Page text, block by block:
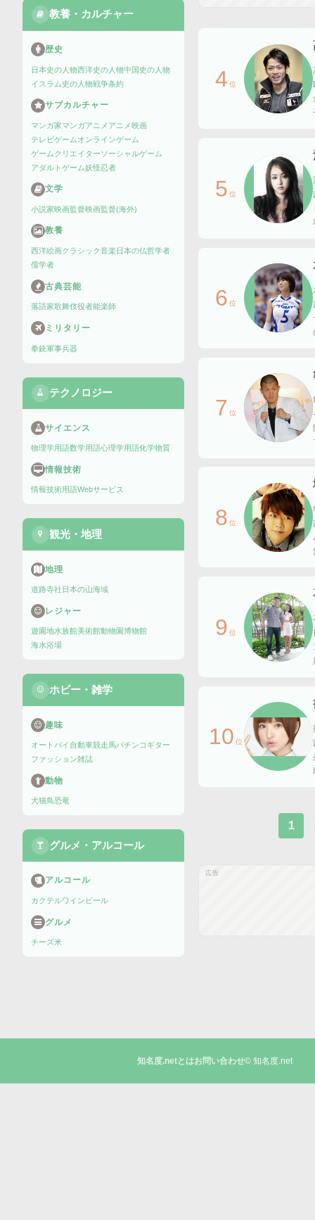
教養・カルチャー
歴史
日本史の人物西洋史の人物中国史の人物
イスラム史の人物戦争条約
サブカルチャー
マンガ家マンガアニメ アニメ映画
テレビゲームオンラインゲーム
ゲームクリエイターソーシャルゲーム
アダルトゲーム妖怪忍者
文学
小説家映画監督映画監督(海外)
教養
西洋絵画クラシック音楽 日本の仏哲学者
儒学者
古典芸能
落語家歌舞伎役者能楽師
ミリタリー
拳銃軍事兵器
テクノロジー
サイエンス
物理学用語数学用語心理学用語化学物質
情報技術
情報技術用語Webサービス
観光・地理
地理
道路寺社 日本の山海域
レジャー
遊園地水族館美術館動物園博物館
海水浴場
ホビー・雑学
趣味
オートバイ 自動車競走馬パチンコ ギター
ファッション雑誌
動物
犬猫鳥恐竜
グルメ・アルコール
アルコール
カクテルワイン ビール
グルメ
チーズ米
4 位
5 位
6 位
7 位
8 位
9 位
10 位
1
広告
知名度.netとはお問い合わせ© 知名度.net